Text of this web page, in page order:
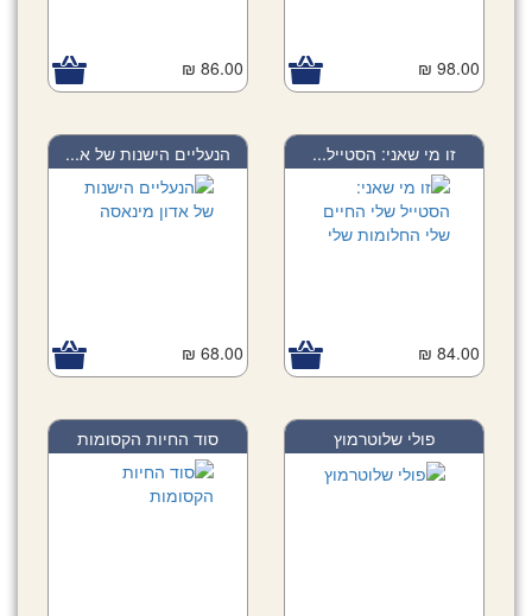
98.00 ₪
86.00 ₪
זו מי שאני: הסטייל...
84.00 ₪
הנעליים הישנות של א...
68.00 ₪
פולי שלוטרמוץ סוד החיות הקסומות